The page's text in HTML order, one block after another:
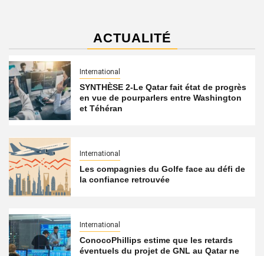
ACTUALITÉ
International
SYNTHÈSE 2-Le Qatar fait état de progrès
en vue de pourparlers entre Washington
et Téhéran
International
Les compagnies du Golfe face au défi de
la confiance retrouvée
International
ConocoPhillips estime que les retards
éventuels du projet de GNL au Qatar ne